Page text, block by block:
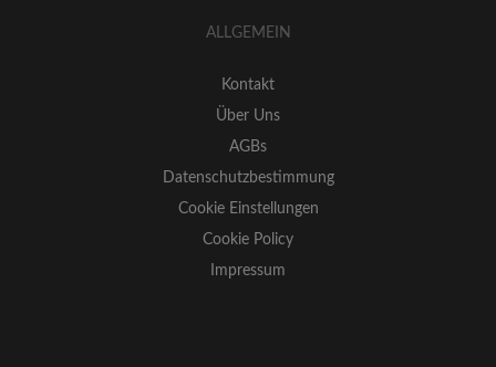
ALLGEMEIN
Kontakt
Über Uns
AGBs
Datenschutzbestimmung
Cookie Einstellungen
Cookie Policy
Impressum